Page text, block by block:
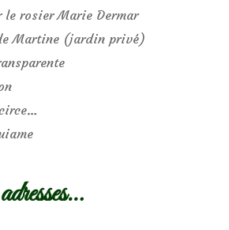
le rosier Marie Dermar
Martine (jardin privé)